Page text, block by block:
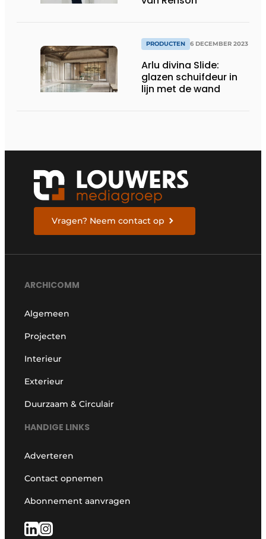
PRODUCTEN 6 DECEMBER 2023
Arlu divina Slide:
glazen schuifdeur in
lijn met de wand
Vragen? Neem contact op
ARCHICOMM
Algemeen
Projecten
Interieur
Exterieur
Duurzaam & Circulair
HANDIGE LINKS
Adverteren
Contact opnemen
Abonnement aanvragen